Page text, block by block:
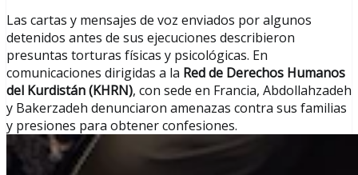
Las cartas y mensajes de voz enviados por algunos
detenidos antes de sus ejecuciones describieron
presuntas torturas físicas y psicológicas. En
comunicaciones dirigidas a la Red de Derechos Humanos
del Kurdistán (KHRN), con sede en Francia, Abdollahzadeh
y Bakerzadeh denunciaron amenazas contra sus familias
y presiones para obtener confesiones.